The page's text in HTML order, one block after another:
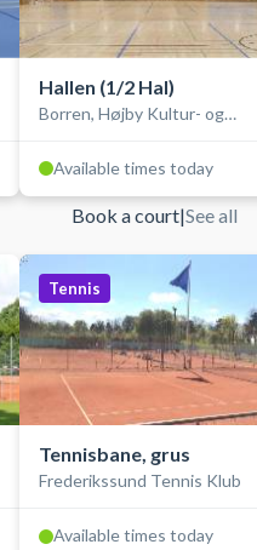
Hallen (1/2 Hal)
Borren, Højby Kultur- og
Available times today
Book a court|See all
Tennis
Tennisbane, grus
Frederikssund Tennis Klub
Available times today